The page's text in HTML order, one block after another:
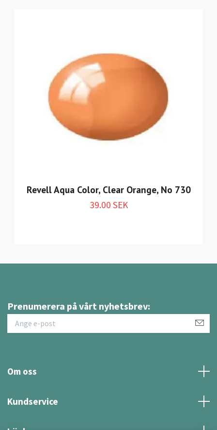
Revell Aqua Color, Clear Orange, No 730
39.00 SEK
Prenumerera på vårt nyhetsbrev:
Om oss
Kundservice